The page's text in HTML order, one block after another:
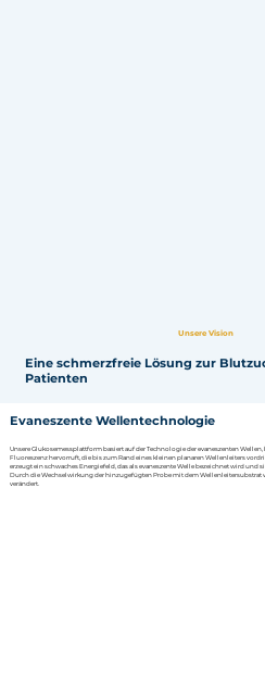
Unsere Vision
Eine schmerzfreie Lösung zur
Patienten
Evaneszente Wellentechnologie
Unsere Glukosemessplattform basiert auf der Technologie der evaneszenten
Fluoreszenz hervorruft, die bis zum Rand eines kleinen planaren Wellenleiters
erzeugt ein schwaches Energiefeld, das als evaneszente Welle bezeichnet wird und
Durch die Wechselwirkung der hinzugefügten Probe mit dem Wellenleitersubstrat
verändert.